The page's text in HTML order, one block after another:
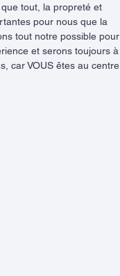
tout, la propreté et
pour nous que la
tout notre possible pour
et serons toujours à
car VOUS êtes au centre